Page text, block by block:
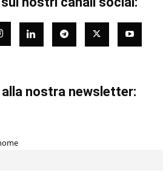
nostra newsletter: